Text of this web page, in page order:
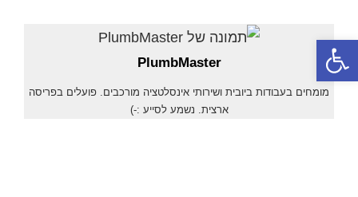
פתח סרגל נגישות
PlumbMaster
מומחים בעבודות ביובית ושירותי אינסלטציה מורכבים. פועלים בפריסה
ארצית. נשמע לסייע :-)